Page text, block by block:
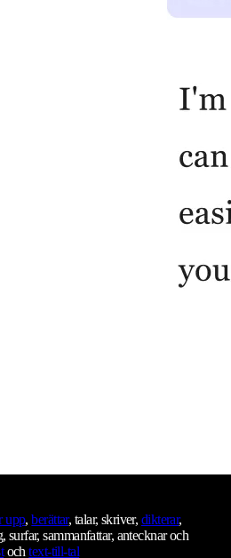
upp,berättar, talar, skriver, dikterar,
surfar, sammanfattar, antecknar och
ochtext-till-tal